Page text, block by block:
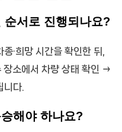
서로 진행되나요?
·희망 시간을 확인한 뒤,
장소에서 차량 상태 확인 →
다.
해야 하나요?